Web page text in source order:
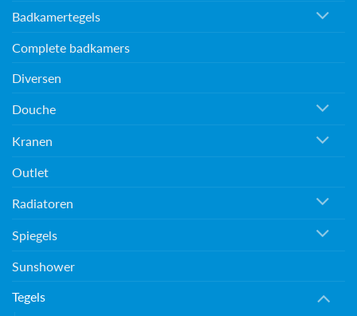
Badkamertegels
Complete badkamers
Diversen
Douche
Kranen
Outlet
Radiatoren
Spiegels
Sunshower
Tegels